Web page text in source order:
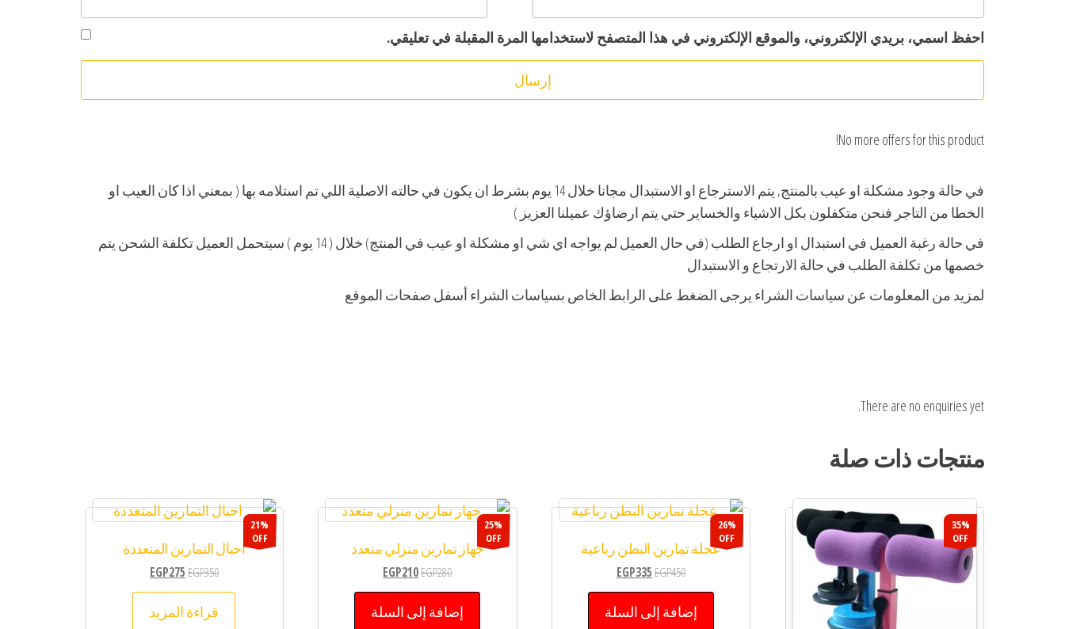
احفظ اسمي، بريدي الإلكتروني، والموقع الإلكتروني في هذا المتصفح لاستخدامها المرة المقبلة في تعليقي.
No more offers for this product!
في حالة وجود مشكلة او عيب بالمنتج, يتم الاسترجاع او الاستبدال مجانا خلال 14 يوم بشرط ان يكون في حالته الاصلية اللي تم استلامه بها ( بمعني اذا كان العيب او
الخطا من التاجر فنحن متكفلون بكل الاشياء والخساير حتي يتم ارضاؤك عميلنا العزيز )
في حالة رغبة العميل في استبدال او ارجاع الطلب (في حال العميل لم يواجه اي شي او مشكلة او عيب في المنتج) خلال ( 14 يوم ) سيتحمل العميل تكلفة الشحن يتم
خصمها من تكلفة الطلب في حالة الارتجاع و الاستبدال
لمزيد من المعلومات عن سياسات الشراء يرجى الضغط على الرابط الخاص بسياسات الشراء أسفل صفحات الموقع
There are no enquiries yet.
منتجات ذات صلة
35%
OFF
26%
OFF
عجلة تمارين البطن رباعية
EGP450
EGP335
إضافة إلى السلة
25%
OFF
جهاز تمارين منزلي متعدد
EGP280
EGP210
إضافة إلى السلة
21%
OFF
احبال التمارين المتعددة
EGP350
EGP275
قراءة المزيد